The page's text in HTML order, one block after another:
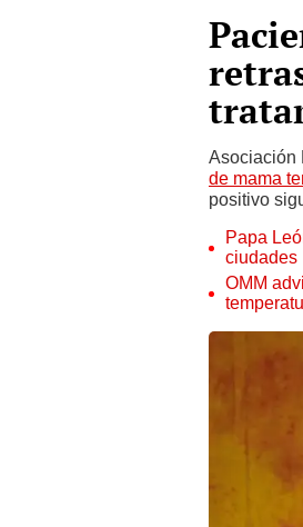
Asociación
de mama
positivo
Papa
ciudades
OMM